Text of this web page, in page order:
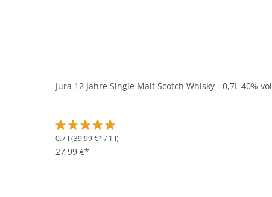
Jura 12 Jahre Single Malt Scotch Whisky - 0,7L 40% vol
Durchschnittliche Bewertung von 5 von 5 Sternen
0.7 l (39,99 €* / 1 l)
27,99 €*